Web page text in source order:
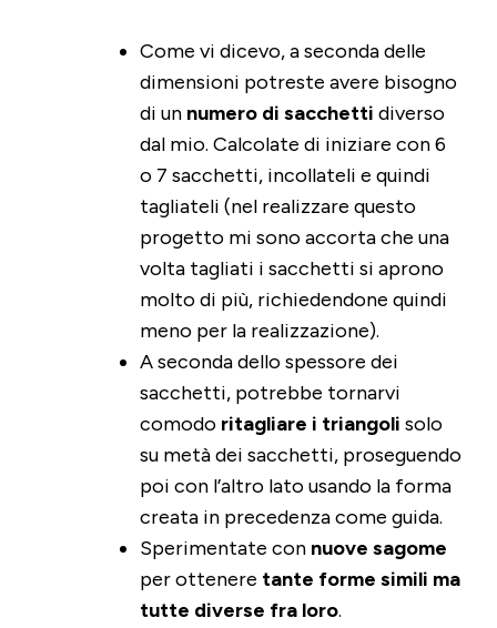
Come vi dicevo, a seconda delle
dimensioni potreste avere bisogno
di un numero di sacchetti diverso
dal mio. Calcolate di iniziare con 6
o 7 sacchetti, incollateli e quindi
tagliateli (nel realizzare questo
progetto mi sono accorta che una
volta tagliati i sacchetti si aprono
molto di più, richiedendone quindi
meno per la realizzazione).
A seconda dello spessore dei
sacchetti, potrebbe tornarvi
comodo ritagliare i triangoli solo
su metà dei sacchetti, proseguendo
poi con l’altro lato usando la forma
creata in precedenza come guida.
Sperimentate con nuove sagome
per ottenere tante forme simili ma
tutte diverse fra loro.